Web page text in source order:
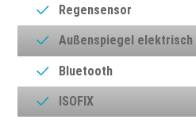
Regensensor
Außenspiegel elektrisch
Bluetooth
ISOFIX